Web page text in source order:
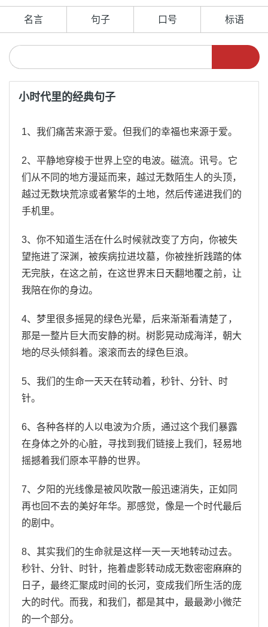
名言 句子 口号 标语
小时代里的经典句子
1、我们痛苦来源于爱。但我们的幸福也来源于爱。
2、平静地穿梭于世界上空的电波。磁流。讯号。它
们从不同的地方漫延而来，越过无数陌生人的头顶，
越过无数块荒凉或者繁华的土地，然后传递进我们的
手机里。
3、你不知道生活在什么时候就改变了方向，你被失
望拖进了深渊，被疾病拉进坟墓，你被挫折践踏的体
无完肤，在这之前，在这世界末日天翻地覆之前，让
我陪在你的身边。
4、梦里很多摇晃的绿色光晕，后来渐渐看清楚了，
那是一整片巨大而安静的树。树影晃动成海洋，朝大
地的尽头倾斜着。滚滚而去的绿色巨浪。
5、我们的生命一天天在转动着，秒针、分针、时
针。
6、各种各样的人以电波为介质，通过这个我们暴露
在身体之外的心脏，寻找到我们链接上我们，轻易地
摇撼着我们原本平静的世界。
7、夕阳的光线像是被风吹散一般迅速消失，正如同
再也回不去的美好年华。那感觉，像是一个时代最后
的剧中。
8、其实我们的生命就是这样一天一天地转动过去。
秒针、分针、时针，拖着虚影转动成无数密密麻麻的
日子，最终汇聚成时间的长河，变成我们所生活的庞
大的时代。而我，和我们，都是其中，最最渺小微茫
的一个部分。